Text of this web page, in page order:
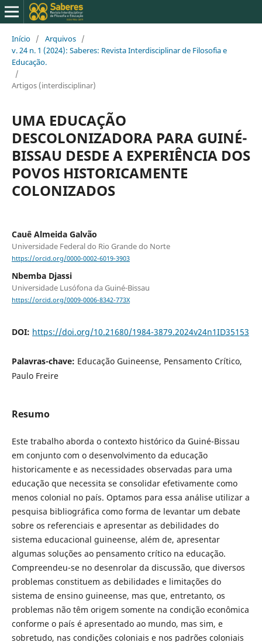
Início / Arquivos /
v. 24 n. 1 (2024): Saberes: Revista Interdisciplinar de Filosofia e
Educação.
/
Artigos (interdisciplinar)
UMA EDUCAÇÃO
DESCOLONIZADORA PARA GUINÉ-
BISSAU DESDE A EXPERIÊNCIA DOS
POVOS HISTORICAMENTE
COLONIZADOS
Cauê Almeida Galvão
Universidade Federal do Rio Grande do Norte
https://orcid.org/0000-0002-6019-3903
Nbemba Djassi
Universidade Lusófona da Guiné-Bissau
https://orcid.org/0009-0006-8342-773X
DOI: https://doi.org/10.21680/1984-3879.2024v24n1ID35153
Palavras-chave: Educação Guineense, Pensamento Crítico,
Paulo Freire
Resumo
Este trabalho aborda o contexto histórico da Guiné-Bissau
em conjunto com o desenvolvimento da educação
historicamente e as necessidades observadas para uma
educação que necessita se consolidar efetivamente como
menos colonial no país. Optamos para essa análise utilizar a
pesquisa bibliográfica como forma de levantar um debate
sobre os referenciais e apresentar as debilidades do
sistema educacional guineense, além de, apresentar
algumas soluções ao pensamento crítico na educação.
Compreendeu-se no desenrolar da discussão, que diversos
problemas constituem as debilidades e limitações do
sistema de ensino guineense, mas que, entretanto, os
problemas não têm origem somente na condição econômica
conforme o país é apresentado ao mundo, mas sim, e
sobretudo, nas condições coloniais e nos padrões coloniais